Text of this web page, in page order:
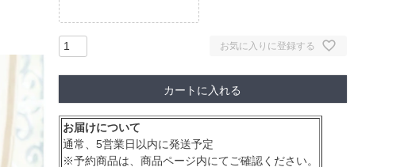
お気に入りに登録する
カートに入れる
お届けについて
通常、5営業日以内に発送予定
※予約商品は、商品ページ内にてご確認ください。